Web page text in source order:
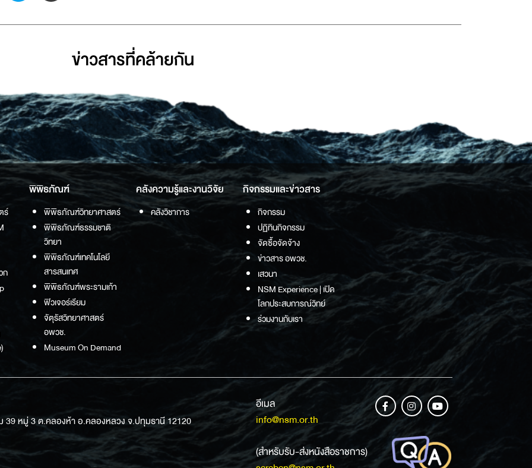
ข่าวสารที่่คล้ายกัน
ร์
ก
พิพิธภัณฑ์
พิพิธภัณฑ์วิทยาศาสตร์
พิพิธภัณฑ์ธรรมชาติ
วิทยา
พิพิธภัณฑ์เทคโนโลยี
สารสนเทศ
พิพิธภัณฑ์พระรามเก้า
ฟิวเจอร์เรียม
จัตุรัสวิทยาศาสตร์
อพวช.
Museum On Demand
คลังความรู้และงานวิจัย
คลังวิชาการ
กิจกรรมและข่าวสาร
กิจกรรม
ปฏิทินกิจกรรม
จัดซื้อจัดจ้าง
ข่าวสาร อพวช.
เสวนา
NSM Experience | เปิด
โลกประสบการณ์วิทย์
ร่วมงานกับเรา
39 หมู่ 3 ต.คลองห้า อ.คลองหลวง จ.ปทุมธานี 12120
อีเมล
info@nsm.or.th
(สำหรับรับ-ส่งหนังสือราชการ)